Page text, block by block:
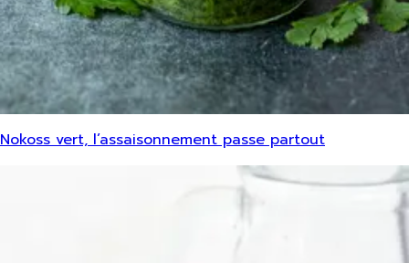
Nokoss vert, l’assaisonnement passe partout